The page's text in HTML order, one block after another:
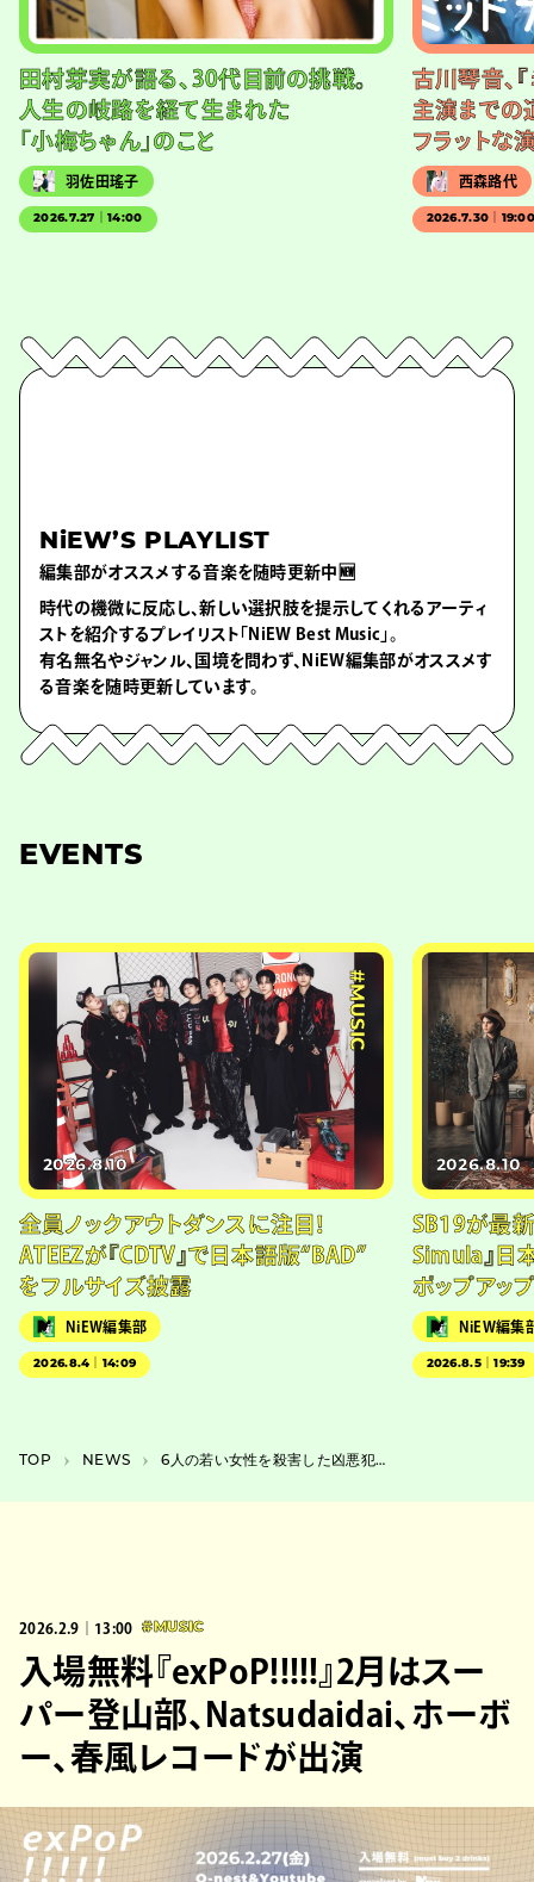
田村芽実が語る、30代目前の挑戦。
人生の岐路を経て生まれた
「小梅ちゃん」のこと
羽佐田瑤子
2026.7.27｜14:00
古川琴音、
主演までの
フラットな
西森路代
2026.7.30｜
NiEW’S PLAYLIST
編集部がオススメする音楽を随時更新中🆕
時代の機微に反応し、新しい選択肢を提示してくれるアーティ
ストを紹介するプレイリスト「NiEW Best Music」。
有名無名やジャンル、国境を問わず、NiEW編集部がオススメす
る音楽を随時更新しています。
EVENTS
#MUSIC
2026.8.10
全員ノックアウトダンスに注目！
ATEEZが『CDTV』で日本語版“BAD”
をフルサイズ披露
NiEW編集部
2026.8.4｜14:09
2026.8.10
SB19が最
Simula』日
ポップアッ
NiEW編集
2026.8.5｜19:39
TOP NEWS 6人の若い女性を殺害した凶悪犯との面会から始まる、日本のラジオの新作舞台
2026.2.9｜13:00 #MUSIC
入場無料『exPoP!!!!!』2月はスー
パー登山部、Natsudaidai、ホーボ
ー、春風レコードが出演